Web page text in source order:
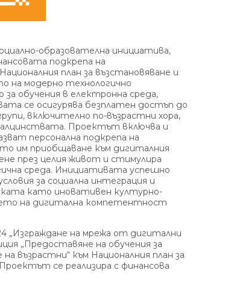
образователна инициатива,
подкрепа на
план за възстановяване и
на модерно технологично
обучения в електронна среда,
се осигурява безплатен достъп до
включително по-възрастни хора,
Проектът включва и
персонална подкрепа на
им приобщаване към дигиталния
през целия живот и стимулира
среда. Инициативата успешно
за социална интеграция и
като иновативен културно-
на дигитална компетентност
„Изграждане на мрежа от дигитални
„Предоставяне на обучения за
възрастни“ към Националния план за
се реализира с финансова